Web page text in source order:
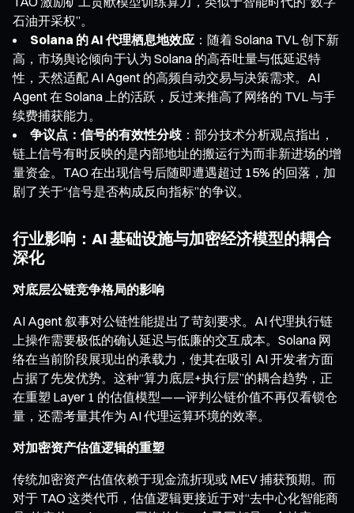
石油开采权”。
Solana 的 AI 代理栖息地效应 ：随着 Solana TVL 创下新
高，市场舆论倾向于认为 Solana 的高吞吐量与低延迟特
性，天然适配 AI Agent 的高频自动交易与决策需求。AI
Agent 在 Solana 上的活跃，反过来推高了网络的 TVL 与手
续费捕获能力。
争议点：信号的有效性分歧 ：部分技术分析观点指出，
链上信号有时反映的是内部地址的搬运行为而非新进场的增
量资金。TAO 在出现信号后随即遭遇超过 15% 的回落，加
剧了关于“信号是否构成反向指标”的争议。
行业影响：AI 基础设施与加密经济模型的耦合
深化
对底层公链竞争格局的影响
AI Agent 叙事对公链性能提出了苛刻要求。AI 代理执行链
上操作需要极低的确认延迟与低廉的交互成本。Solana 网
络在当前阶段展现出的承载力，使其在吸引 AI 开发者方面
占据了先发优势。这种“算力底层+执行层”的耦合趋势，正
在重塑 Layer 1 的估值模型——评判公链价值不再仅看锁仓
量，还需考量其作为 AI 代理运算环境的效率。
对加密资产估值逻辑的重塑
传统加密资产估值依赖于现金流折现或 MEV 捕获预期。而
对于 TAO 这类代币，估值逻辑更接近于对“去中心化智能商